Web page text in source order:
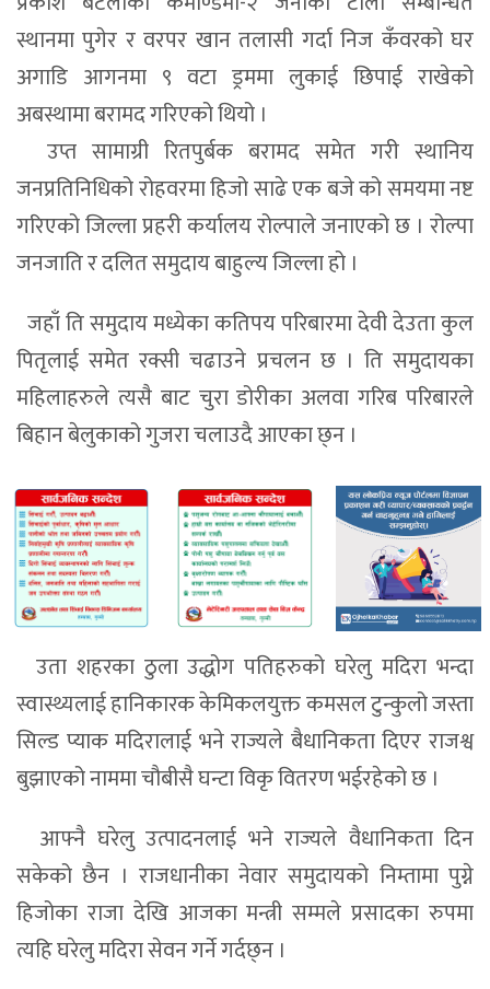
स्थानमा पुगेर र वरपर खान तलासी गर्दा निज कँवरको घर
अगाडि आगनमा ९ वटा ड्रममा लुकाई छिपाई राखेको
अबस्थामा बरामद गरिएको थियो ।
उप्त सामाग्री रितपुर्बक बरामद समेत गरी स्थानिय
जनप्रतिनिधिको रोहवरमा हिजो साढे एक बजे को समयमा नष्ट
गरिएको जिल्ला प्रहरी कर्यालय रोल्पाले जनाएको छ । रोल्पा
जनजाति र दलित समुदाय बाहुल्य जिल्ला हो ।
जहाँ ति समुदाय मध्येका कतिपय परिबारमा देवी देउता कुल
पितृलाई समेत रक्सी चढाउने प्रचलन छ । ति समुदायका
महिलाहरुले त्यसै बाट चुरा डोरीका अलवा गरिब परिबारले
बिहान बेलुकाको गुजरा चलाउदै आएका छ्न ।
उता शहरका ठुला उद्धोग पतिहरुको घरेलु मदिरा भन्दा
स्वास्थ्यलाई हानिकारक केमिकलयुक्त कमसल टुन्कुलो जस्ता
सिल्ड प्याक मदिरालाई भने राज्यले बैधानिकता दिएर राजश्व
बुझाएको नाममा चौबीसै घन्टा विकृ वितरण भईरहेको छ ।
आफ्नै घरेलु उत्पादनलाई भने राज्यले वैधानिकता दिन
सकेको छैन । राजधानीका नेवार समुदायको निम्तामा पुग्ने
हिजोका राजा देखि आजका मन्त्री सम्मले प्रसादका रुपमा
त्यहि घरेलु मदिरा सेवन गर्ने गर्दछ्न ।